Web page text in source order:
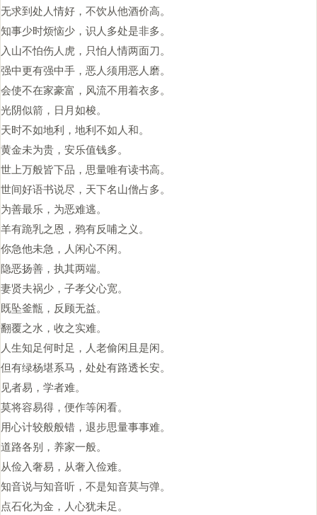
无求到处人情好，不饮从他酒价高。
知事少时烦恼少，识人多处是非多。
入山不怕伤人虎，只怕人情两面刀。
强中更有强中手，恶人须用恶人磨。
会使不在家豪富，风流不用着衣多。
光阴似箭，日月如梭。
天时不如地利，地利不如人和。
黄金未为贵，安乐值钱多。
世上万般皆下品，思量唯有读书高。
世间好语书说尽，天下名山僧占多。
为善最乐，为恶难逃。
羊有跪乳之恩，鸦有反哺之义。
你急他未急，人闲心不闲。
隐恶扬善，执其两端。
妻贤夫祸少，子孝父心宽。
既坠釜甑，反顾无益。
翻覆之水，收之实难。
人生知足何时足，人老偷闲且是闲。
但有绿杨堪系马，处处有路透长安。
见者易，学者难。
莫将容易得，便作等闲看。
用心计较般般错，退步思量事事难。
道路各别，养家一般。
从俭入奢易，从奢入俭难。
知音说与知音听，不是知音莫与弹。
点石化为金，人心犹未足。